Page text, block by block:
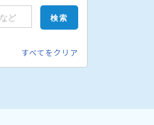
すべてをクリア